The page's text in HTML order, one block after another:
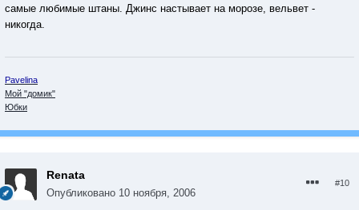
самые любимые штаны. Джинс настывает на морозе, вельвет -
никогда.
Pavelina
Мой "домик"
Юбки
Renata
Опубликовано 10 ноября, 2006
#10